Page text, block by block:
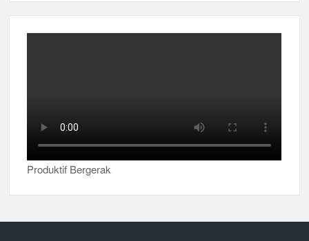
Produktif Bergerak